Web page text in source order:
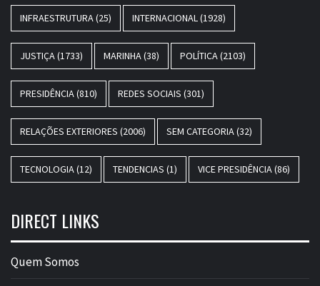
INFRAESTRUTURA (25) INTERNACIONAL (1928)
JUSTIÇA (1733) MARINHA (38) POLÍTICA (2103)
PRESIDÊNCIA (810) REDES SOCIAIS (301)
RELAÇÕES EXTERIORES (2006) SEM CATEGORIA (32)
TECNOLOGIA (12) TENDENCIAS (1) VICE PRESIDÊNCIA (86)
DIRECT LINKS
Quem Somos